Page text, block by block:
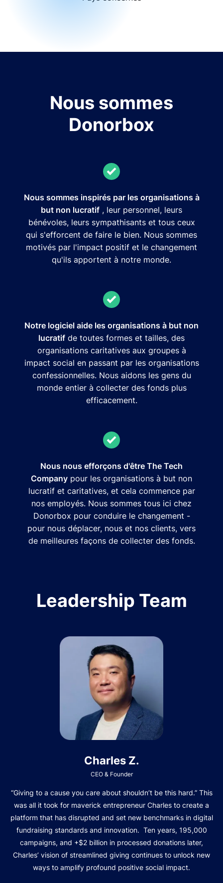
Nous sommes
Donorbox
Nous sommes inspirés par les organisations à
but non lucratif , leur personnel, leurs
bénévoles, leurs sympathisants et tous ceux
qui s'efforcent de faire le bien. Nous sommes
motivés par l'impact positif et le changement
qu'ils apportent à notre monde.
Notre logiciel aide les organisations à but non
lucratif de toutes formes et tailles, des
organisations caritatives aux groupes à
impact social en passant par les organisations
confessionnelles. Nous aidons les gens du
monde entier à collecter des fonds plus
efficacement.
Nous nous efforçons d'être The Tech
Company pour les organisations à but non
lucratif et caritatives, et cela commence par
nos employés. Nous sommes tous ici chez
Donorbox pour conduire le changement -
pour nous déplacer, nous et nos clients, vers
de meilleures façons de collecter des fonds.
Leadership Team
Charles Z.
CEO & Founder
“Giving to a cause you care about shouldn’t be this hard.” This
was all it took for maverick entrepreneur Charles to create a
platform that has disrupted and set new benchmarks in digital
fundraising standards and innovation. Ten years, 195,000
campaigns, and +$2 billion in processed donations later,
Charles’ vision of streamlined giving continues to unlock new
ways to amplify profound positive social impact.